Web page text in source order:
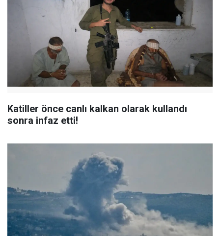
Katiller önce canlı kalkan olarak kullandı
sonra infaz etti!